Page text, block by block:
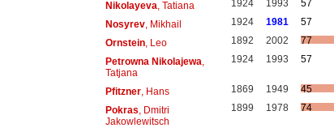
Nikolayeva , Tatiana 1924 1993
57
Nosyrev, Mikhail 1924 1981
57
Ornstein, Leo 1892 2002
77
Petrowna Nikolajewa
Tatjana
1924 1993 57
Pfitzner, Hans 1869 1949
45
Pokras , Dmitri
Jakowlewitsch
1899 1978 74